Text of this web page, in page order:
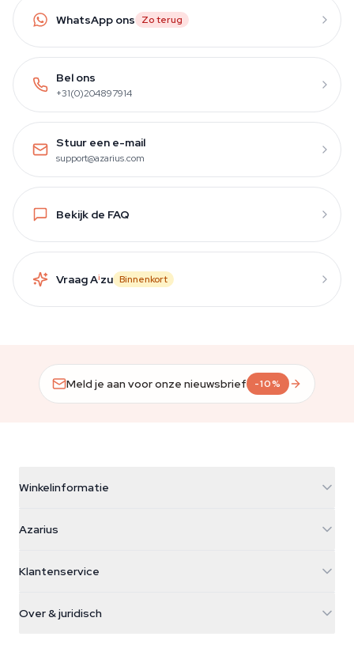
WhatsApp ons Zo terug
Bel ons
+31(0)204897914
Stuur een e-mail
support@azarius.com
Bekijk de FAQ
Vraag Aizu Binnenkort
Meld je aan voor onze nieuwsbrief -10%
Winkelinformatie
Galvaniweg 11
Nederland
+31(0)204897914
Azarius
Smokeshop
Klantenservice
Retourbeleid
Over & juridisch